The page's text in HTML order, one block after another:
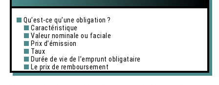
Qu’est-ce qu’une obligation ?
Caractéristique
Valeur nominale ou faciale
Prix d’émission
Taux
Durée de vie de l’emprunt obligataire
Le prix de remboursement